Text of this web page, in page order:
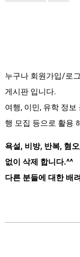
누구나 회원가입/로
게시판 입니다.
여행, 이민, 유학 정보
행 모집 등으로 활용
욕설, 비방, 반복, 혐
없이 삭제 합니다.^^
다른 분들에 대한 배